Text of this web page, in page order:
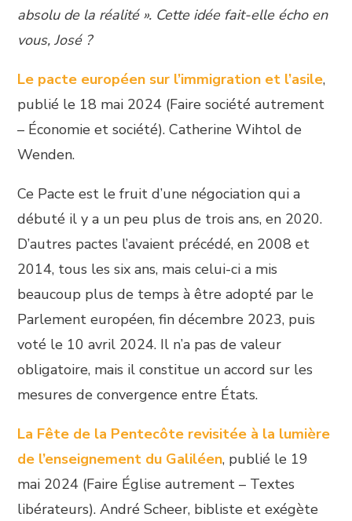
absolu de la réalité ». Cette idée fait-elle écho en
vous, José ?
Le pacte européen sur l’immigration et l’asile,
publié le 18 mai 2024 (Faire société autrement
– Économie et société). Catherine Wihtol de
Wenden.
Ce Pacte est le fruit d’une négociation qui a
débuté il y a un peu plus de trois ans, en 2020.
D’autres pactes l’avaient précédé, en 2008 et
2014, tous les six ans, mais celui-ci a mis
beaucoup plus de temps à être adopté par le
Parlement européen, fin décembre 2023, puis
voté le 10 avril 2024. Il n’a pas de valeur
obligatoire, mais il constitue un accord sur les
mesures de convergence entre États.
La Fête de la Pentecôte revisitée à la lumière
de l’enseignement du Galiléen, publié le 19
mai 2024 (Faire Église autrement – Textes
libérateurs). André Scheer, bibliste et exégète